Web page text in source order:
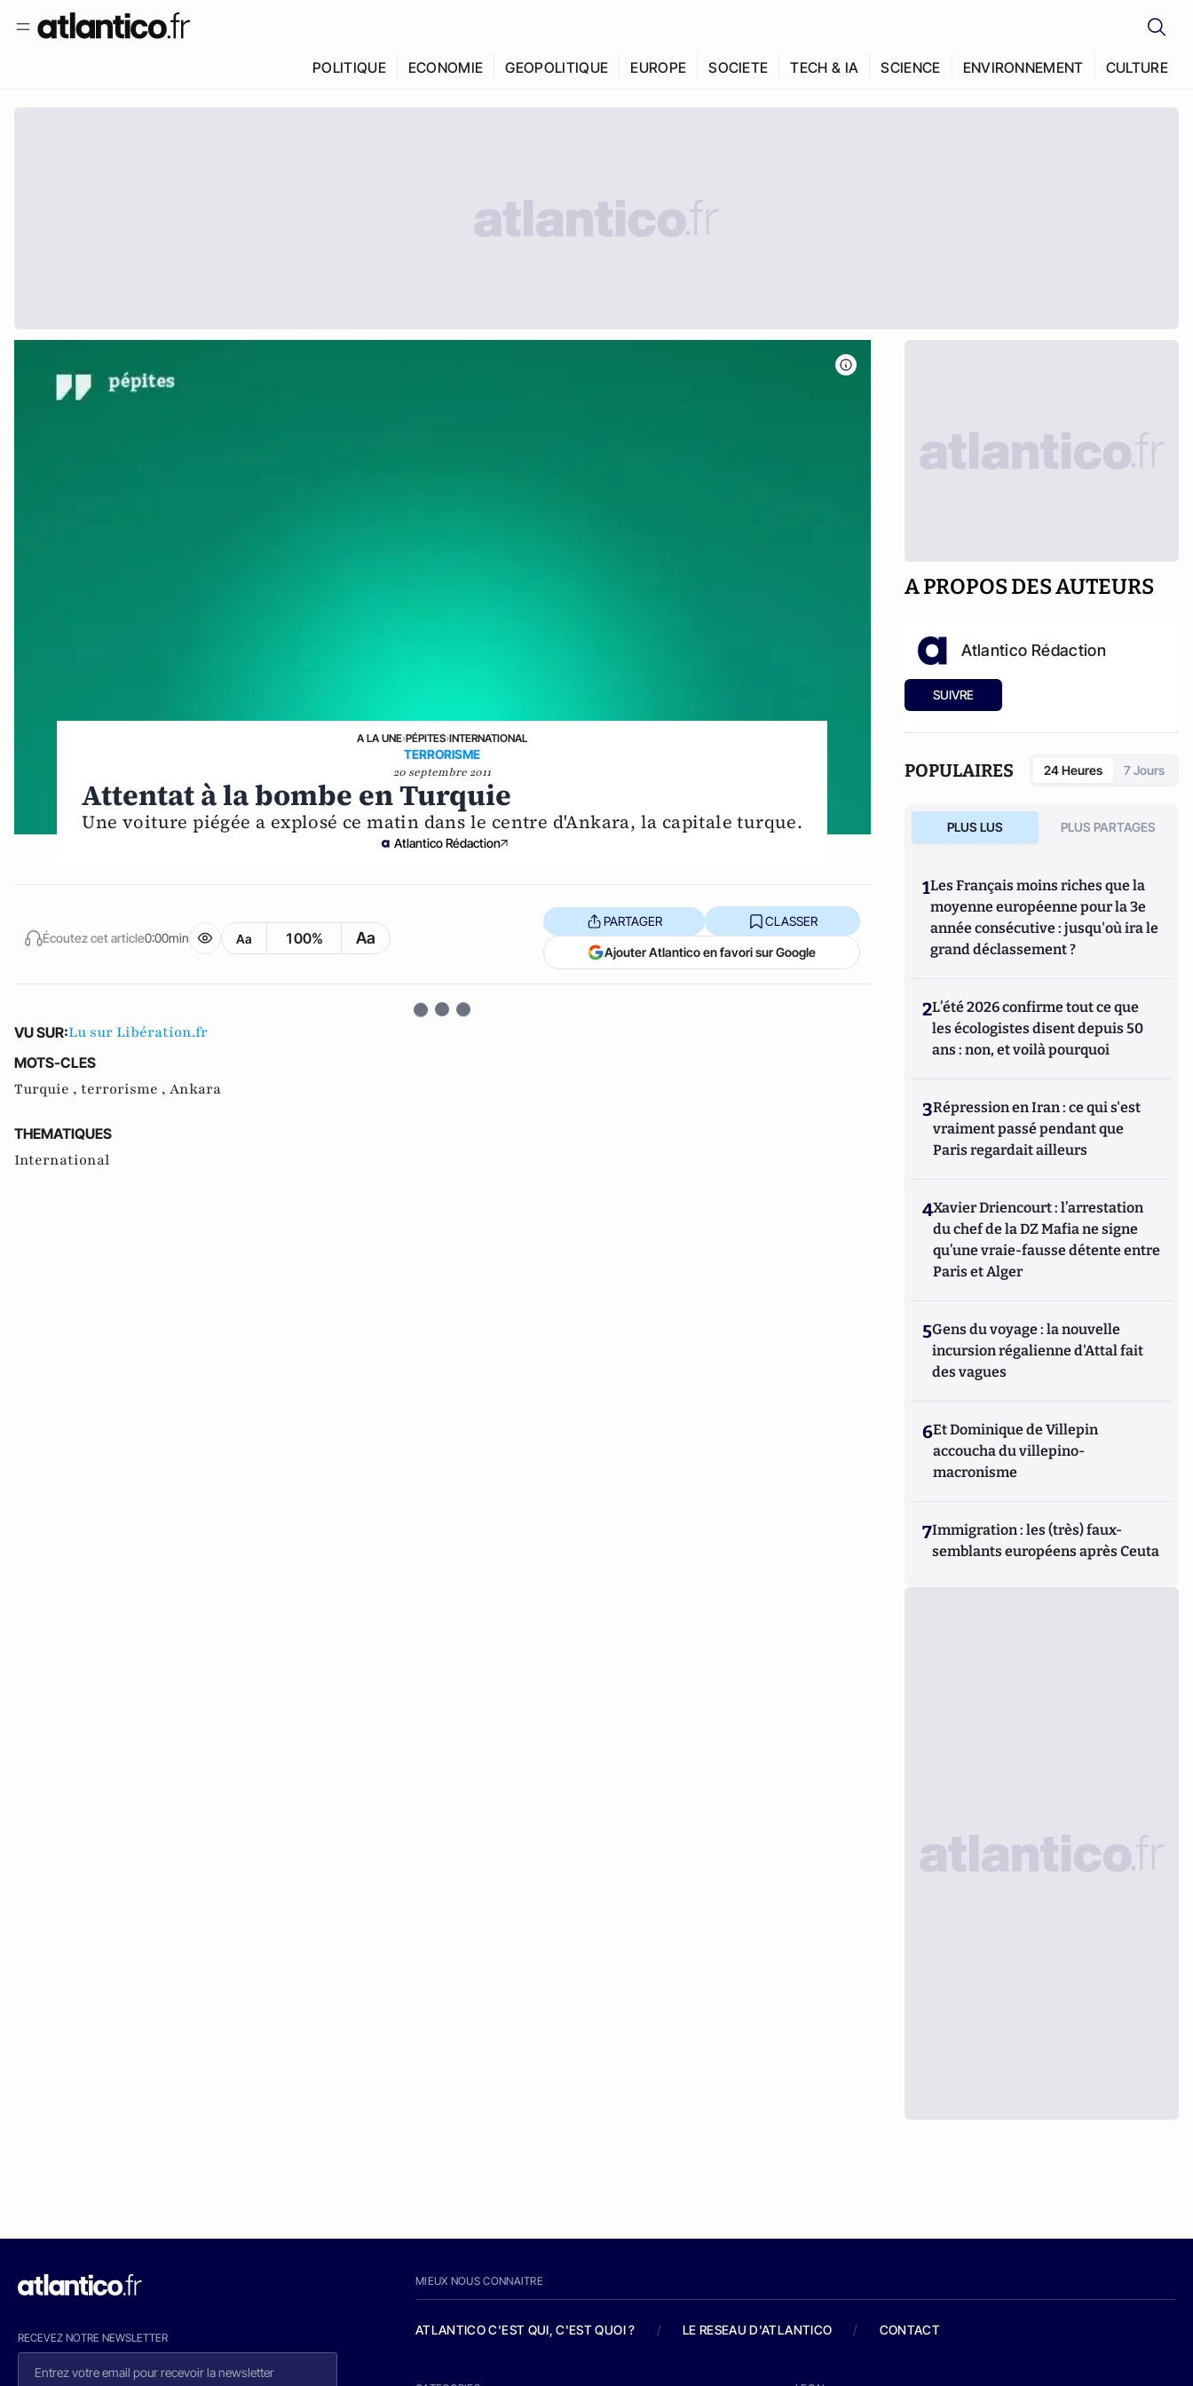
POLITIQUE ECONOMIE GEOPOLITIQUE EUROPE SOCIETE TECH & IA SCIENCE ENVIRONNEMENT CULTURE
A LA UNE›PÉPITES›INTERNATIONAL
TERRORISME
20 septembre 2011
Attentat à la bombe en Turquie
Une voiture piégée a explosé ce matin dans le centre d'Ankara, la capitale turque.
Atlantico Rédaction
Écoutez cet article0:00min Aa 100% Aa
PARTAGER CLASSER
Ajouter Atlantico en favori sur Google
VU SUR:Lu sur Libération.fr
MOTS-CLES
Turquie , terrorisme , Ankara
THEMATIQUES
International
A PROPOS DES AUTEURS
Atlantico Rédaction
SUIVRE
POPULAIRES 24 Heures 7 Jours
PLUS LUS PLUS PARTAGES
1Les Français moins riches que la
moyenne européenne pour la 3e
année consécutive : jusqu'où ira le
grand déclassement ?
2L’été 2026 confirme tout ce que
les écologistes disent depuis 50
ans : non, et voilà pourquoi
3Répression en Iran : ce qui s'est
vraiment passé pendant que
Paris regardait ailleurs
4Xavier Driencourt : l’arrestation
du chef de la DZ Mafia ne signe
qu’une vraie-fausse détente entre
Paris et Alger
5Gens du voyage : la nouvelle
incursion régalienne d'Attal fait
des vagues
6Et Dominique de Villepin
accoucha du villepino-
macronisme
7Immigration : les (très) faux-
semblants européens après Ceuta
RECEVEZ NOTRE NEWSLETTER
MIEUX NOUS CONNAITRE
ATLANTICO C'EST QUI, C'EST QUOI ? / LE RESEAU D'ATLANTICO / CONTACT